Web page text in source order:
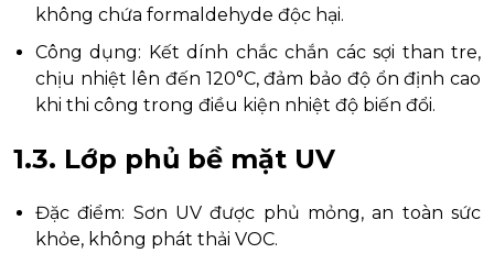
không chứa formaldehyde độc hại.
Công dụng: Kết dính chắc chắn các sợi than tre,
chịu nhiệt lên đến 120°C, đảm bảo độ ổn định cao
khi thi công trong điều kiện nhiệt độ biến đổi.
1.3. Lớp phủ bề mặt UV
Đặc điểm: Sơn UV được phủ mỏng, an toàn sức
khỏe, không phát thải VOC.